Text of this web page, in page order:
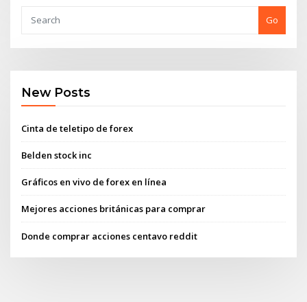
Go
New Posts
Cinta de teletipo de forex
Belden stock inc
Gráficos en vivo de forex en línea
Mejores acciones británicas para comprar
Donde comprar acciones centavo reddit